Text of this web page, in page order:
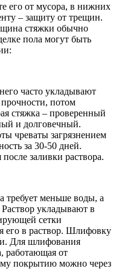
его от мусора, в нижних
– защиту от трещин.
стяжки обычно
пола могут быть
часто укладывают
потом
стяжка – проверенный
и долговечный.
чреваты загрязнением
за 30-50 дней.
заливки раствора.
требует меньше воды, а
укладывают в
сетки
его в раствор. Шлифовку
Для шлифования
работающая от
покрытию можно через